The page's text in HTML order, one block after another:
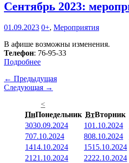
Сентябрь 2023:
01.09.2023 0+, Мероприятия
В афише возможны изменения.
Телефон: 76-95-33
Подробнее
← Предыдущая
Следующая →
<
ПнПонедельник ВтВторник
3030.09.2024 101.10.2024
707.10.2024 808.10.2024
1414.10.2024 1515.10.2024
21 21.10.2024 2222.10.2024